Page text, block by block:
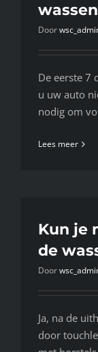
Door
De eerste 7
u uw auto
nodig om
Lees meer
Kun je
de
Door
Ja, na de
door